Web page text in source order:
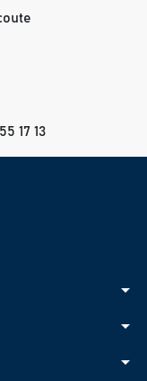
17 13
arrow_drop_down
arrow_drop_down
arrow_drop_down